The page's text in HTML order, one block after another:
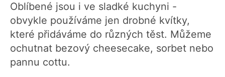
Oblíbené jsou i ve sladké kuchyni -
obvykle používáme jen drobné kvítky,
které přidáváme do různých těst. Můžeme
ochutnat bezový cheesecake, sorbet nebo
pannu cottu.